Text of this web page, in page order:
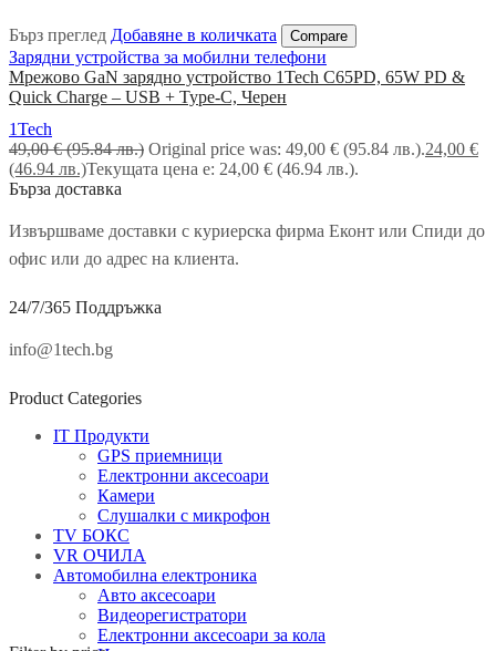
Бърз преглед Добавяне в количката Compare
Зарядни устройства за мобилни телефони
Мрежово GaN зарядно устройство 1Tech C65PD, 65W PD &
Quick Charge – USB + Type-C, Черен
1Tech
49,00€ (95.84 лв.) Original price was: 49,00 € (95.84 лв.).24,00 €
(46.94 лв.)Текущата цена е: 24,00 € (46.94 лв.).
Бърза доставка
Извършваме доставки с куриерска фирма Еконт или Спиди до
офис или до адрес на клиента.
24/7/365 Поддръжка
info@1tech.bg
Product Categories
IT Продукти
GPS приемници
Електронни аксесоари
Камери
Слушалки с микрофон
TV БОКС
VR ОЧИЛА
Автомобилна електроника
Авто аксесоари
Видеорегистратори
Електронни аксесоари за кола